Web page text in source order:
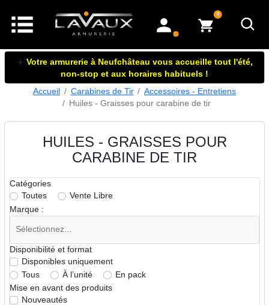
mon compte
0articles dans le panier
☀️ Votre armurerie à Neufchâteau vous accueille tout l'été,
non-stop et aux horaires habituels !
Accueil
Carabines de Tir
Accessoires - Entretiens
Huiles - Graisses pour carabine de tir
HUILES - GRAISSES POUR
CARABINE DE TIR
Catégories
Toutes
Vente Libre
Marque :
Disponibilité et format
Disponibles uniquement
Tous
À l’unité
En pack
Mise en avant des produits
Nouveautés